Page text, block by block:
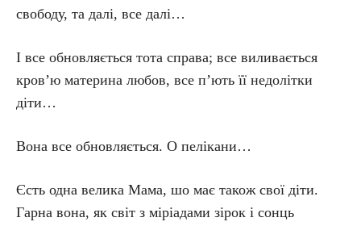
свободу, та далі, все далі…
І все обновляється тота справа; все виливається
кров’ю материна любов, все п’ють її недолітки
діти…
Вона все обновляється. О пелікани…
Єсть одна велика Мама, шо має також свої діти.
Гарна вона, як світ з міріадами зірок і сонць